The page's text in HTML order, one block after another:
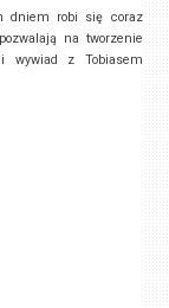
dniem robi się coraz
na tworzenie
wywiad z Tobiasem